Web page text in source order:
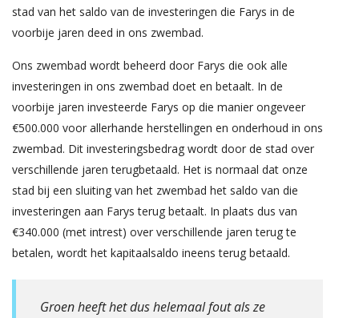
stad van het saldo van de investeringen die Farys in de
voorbije jaren deed in ons zwembad.
Ons zwembad wordt beheerd door Farys die ook alle
investeringen in ons zwembad doet en betaalt. In de
voorbije jaren investeerde Farys op die manier ongeveer
€500.000 voor allerhande herstellingen en onderhoud in ons
zwembad. Dit investeringsbedrag wordt door de stad over
verschillende jaren terugbetaald. Het is normaal dat onze
stad bij een sluiting van het zwembad het saldo van die
investeringen aan Farys terug betaalt. In plaats dus van
€340.000 (met intrest) over verschillende jaren terug te
betalen, wordt het kapitaalsaldo ineens terug betaald.
Groen heeft het dus helemaal fout als ze